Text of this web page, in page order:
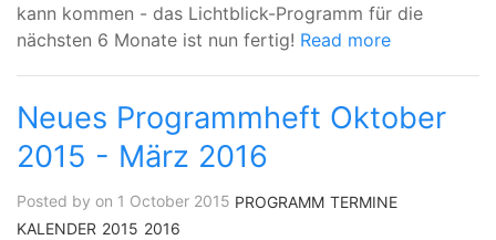
kann kommen - das Lichtblick-Programm für die
nächsten 6 Monate ist nun fertig! Read more
Neues Programmheft Oktober
2015 - März 2016
Posted by on 1 October 2015 PROGRAMM TERMINE
KALENDER 2015 2016